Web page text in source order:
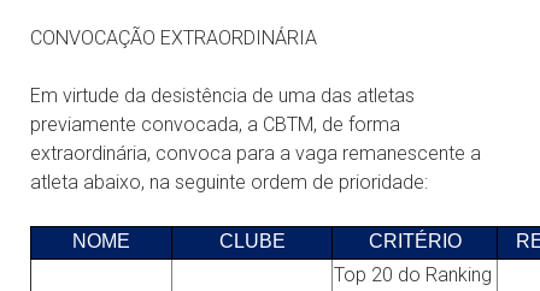
CONVOCAÇÃO EXTRAORDINÁRIA
Em virtude da desistência de uma das atletas
previamente convocada, a CBTM, de forma
extraordinária, convoca para a vaga remanescente a
atleta abaixo, na seguinte ordem de prioridade:
NOME CLUBE CRITÉRIO
Top 20 do Ranking